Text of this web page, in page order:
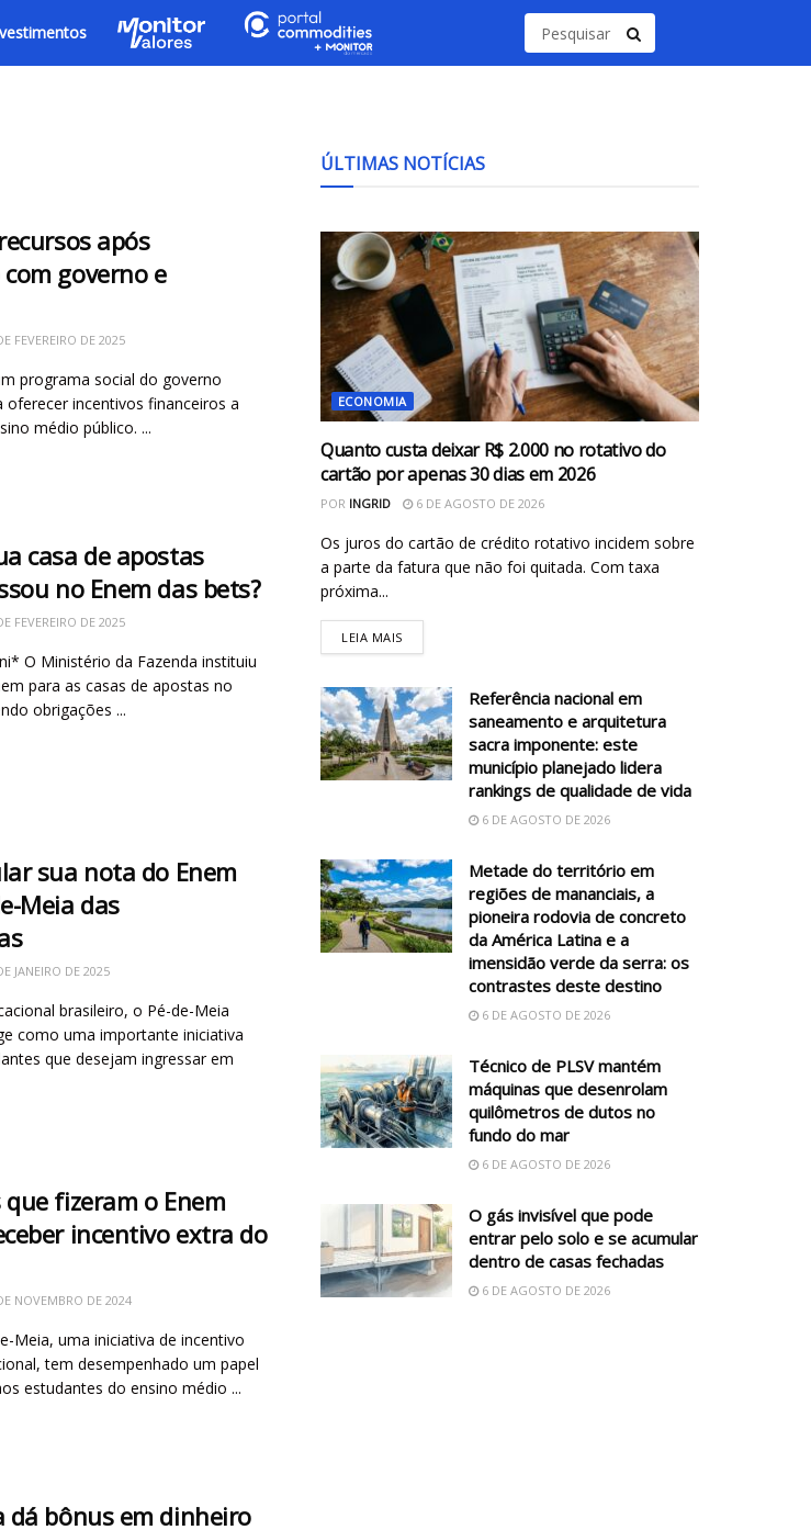
após
governo e
FEVEREIRO DE 2025
programa social do governo
oferecer incentivos financeiros a
médio público. ...
casa de apostas
no Enem das bets?
FEVEREIRO DE 2025
O Ministério da Fazenda instituiu
para as casas de apostas no
obrigações ...
sua nota do Enem
Meia das
JANEIRO DE 2025
brasileiro, o Pé-de-Meia
como uma importante iniciativa
que desejam ingressar em
fizeram o Enem
incentivo extra do
NOVEMBRO DE 2024
Meia, uma iniciativa de incentivo
tem desempenhado um papel
estudantes do ensino médio ...
dá bônus em dinheiro
ÚLTIMAS NOTÍCIAS
ECONOMIA
Quanto custa deixar R$ 2.000 no rotativo do
cartão por apenas 30 dias em 2026
POR INGRID 6 DE AGOSTO DE 2026
Os juros do cartão de crédito rotativo incidem sobre
a parte da fatura que não foi quitada. Com taxa
próxima...
LEIA MAIS
Referência nacional em
saneamento e arquitetura
sacra imponente: este
município planejado lidera
rankings de qualidade de vida
6 DE AGOSTO DE 2026
Metade do território em
regiões de mananciais, a
pioneira rodovia de concreto
da América Latina e a
imensidão verde da serra: os
contrastes deste destino
6 DE AGOSTO DE 2026
Técnico de PLSV mantém
máquinas que desenrolam
quilômetros de dutos no
fundo do mar
6 DE AGOSTO DE 2026
O gás invisível que pode
entrar pelo solo e se acumular
dentro de casas fechadas
6 DE AGOSTO DE 2026